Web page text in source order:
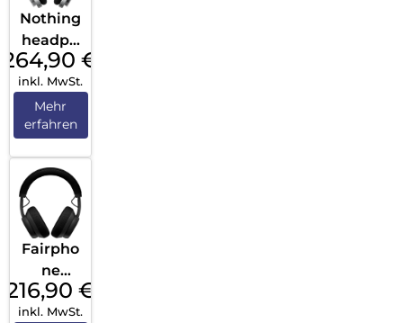
Nothing
headph
one (1)
Weiß
264,90 €
inkl. MwSt.
Mehr
erfahren
Fairpho
ne
Fairbud
s XL
216,90 €
inkl. MwSt.